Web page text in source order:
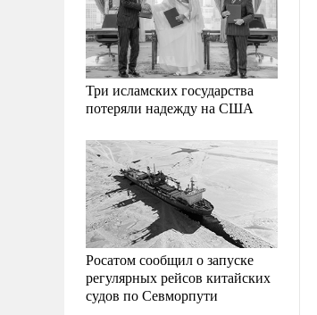
Три исламских государства
потеряли надежду на США
Росатом сообщил о запуске
регулярных рейсов китайских
судов по Севморпути